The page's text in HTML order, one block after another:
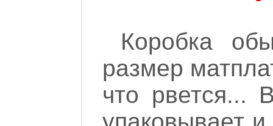
Коробка
размер
что рвется...